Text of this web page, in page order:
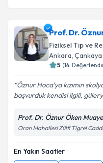
Prof. Dr.
Fiziksel Tıp ve
Ankara, Çankaya
5 (14
Öznur Hoca'ya kızımın
başvurduk kendisi ilgili,
Prof. Dr. Öznur Öken
Oran Mahallesi Zülfi Tigrel
En Yakın Saatler